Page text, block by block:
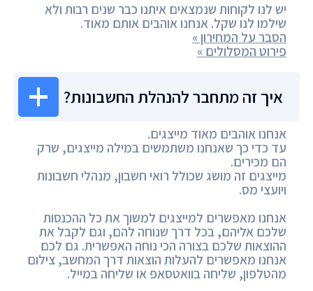
יש לנו לקוחות שנמצאים איתנו כבר שנים רבות ולא
שילמו לנו שקל. אנחנו אוהבים אותם מאוד.
הסבר על המחירון »
פירוט המסלולים »
איך זה מתחבר להנהלת החשבונות?
אנחנו אוהבים מאוד מייצגים.
עד כדי כך שאנחנו משתמשים במילה מייצגים, שרק
הם מכירים.
מייצגים זה מושג שכולל רואי חשבון, מנהלי חשבונות
ויועצי מס.
אנחנו מאפשרים למייצגים למשוך את כל ההכנסות
שלכם אליהם, בכל דרך שנוחה להם, וגם לקבל את
ההוצאות שלכם בצורה הכי נוחה האפשרית. גם לכם
אנחנו מאפשרים להעלות הוצאות דרך המחשב, צילום
מהטלפון, שליחה בוואטסאפ או שליחה במייל.